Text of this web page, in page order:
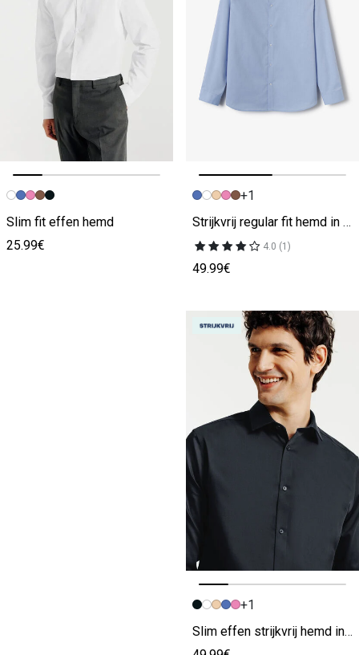
Vorige afbeelding
Volgende beeld
Slim fit effen hemd
25.99€
Vorige afbeelding
Volgende beeld
+1
Strijkvrij regular fit hemd in katoen
4.0 (1)
49.99€
Vorige afbeelding
Volgende beeld
+1
Slim effen strijkvrij hemd in katoen